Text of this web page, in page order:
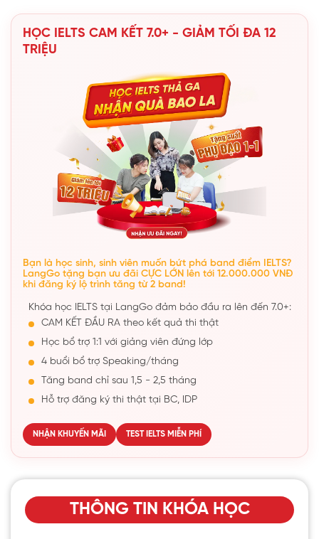
HỌC IELTS CAM KẾT 7.0+ - GIẢM TỐI ĐA 12
TRIỆU
Bạn là học sinh, sinh viên muốn bứt phá band điểm IELTS?
LangGo tặng bạn ưu đãi CỰC LỚN lên tới 12.000.000 VNĐ
khi đăng ký lộ trình tăng từ 2 band!
Khóa học IELTS tại LangGo đảm bảo đầu ra lên đến 7.0+:
CAM KẾT ĐẦU RA theo kết quả thi thật
Học bổ trợ 1:1 với giảng viên đứng lớp
4 buổi bổ trợ Speaking/tháng
Tăng band chỉ sau 1,5 - 2,5 tháng
Hỗ trợ đăng ký thi thật tại BC, IDP
NHẬN KHUYẾN MÃI TEST IELTS MIỄN PHÍ
THÔNG TIN KHÓA HỌC